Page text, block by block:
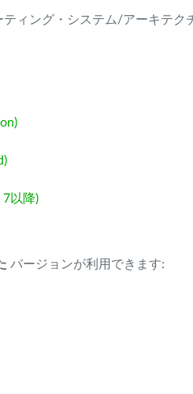
ィング・システム/アーキテク
以降)
バージョンが利用できます: